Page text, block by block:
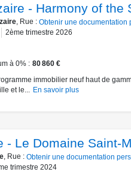
- Harmony of the
, Rue : Obtenir une documentation
2ème trimestre 2026
à 0%
80 860 €
immobilier neuf haut de
et le... En savoir plus
- Le Domaine Saint-
, Rue : Obtenir une documentation
trimestre 2024